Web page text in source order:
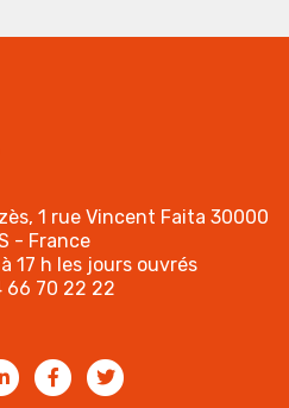
1 rue Vincent Faita 30000
- France
17 h les jours ouvrés
66 70 22 22